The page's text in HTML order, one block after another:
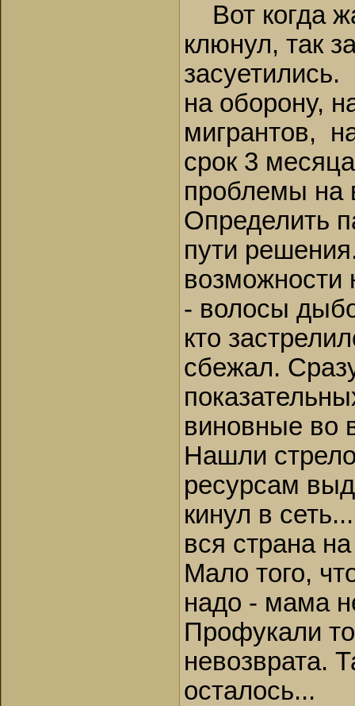
Вот когда
клюнул, так
на оборону,
мигрантов,
срок 3
проблемы на
Определить
пути
возможности
- волосы
кто
сбежал.
виновные во
Нашли
ресурсам
кинул в
вся страна
Мало того,
надо - мама
Профукали
невозврата.
осталось...